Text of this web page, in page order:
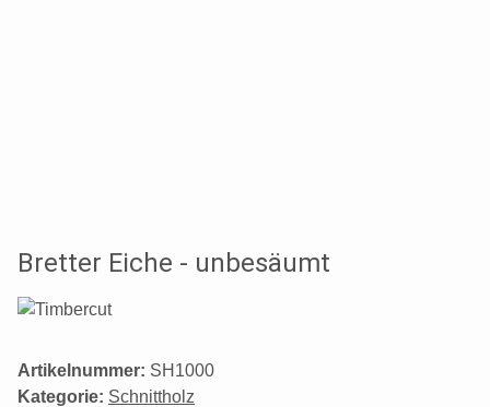
Bretter Eiche - unbesäumt
Artikelnummer: SH1000
Kategorie: Schnittholz